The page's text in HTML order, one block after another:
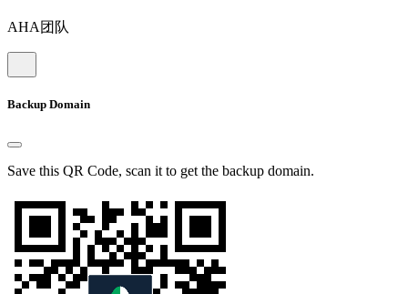
AHA团队
Backup Domain
Save this QR Code, scan it to get the backup domain.